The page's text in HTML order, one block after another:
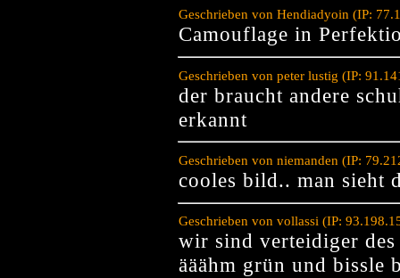
Geschrieben von Hendiadyoin (IP:
Camouflage in
Geschrieben von peter lustig (IP:
der braucht andere
erkannt
Geschrieben von niemanden (IP:
cooles bild.. man sieht
Geschrieben von vollassi (IP:
wir sind verteidiger
ääähm grün und